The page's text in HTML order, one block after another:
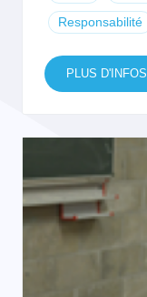
Responsabilité
PLUS D'INFOS